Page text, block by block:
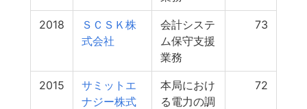
2018
ＳＣＳＫ株
式会社
会計システ
ム保守支援
業務
73
2015
サミットエ
ナジー株式
本局におけ
る電力の調
72